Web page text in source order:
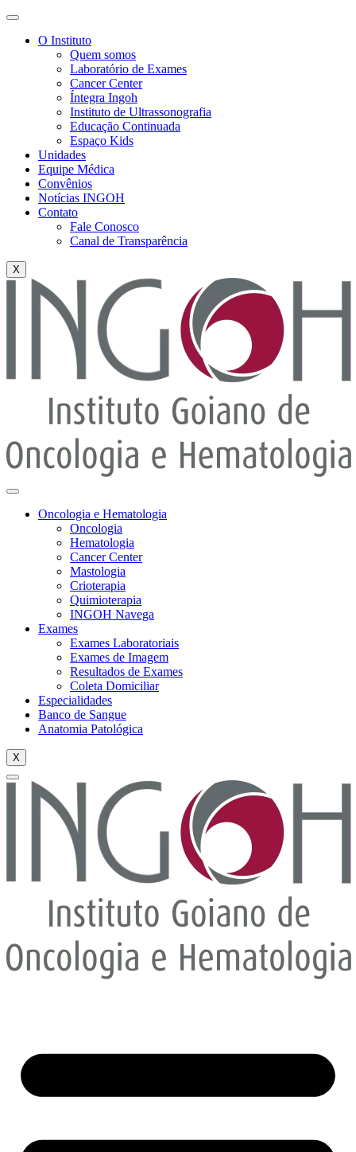
O Instituto
Quem somos
Laboratório de Exames
Cancer Center
Íntegra Ingoh
Instituto de Ultrassonografia
Educação Continuada
Espaço Kids
Unidades
Equipe Médica
Convênios
Notícias INGOH
Contato
Fale Conosco
Canal de Transparência
X
Oncologia e Hematologia
Oncologia
Hematologia
Cancer Center
Mastologia
Crioterapia
Quimioterapia
INGOH Navega
Exames
Exames Laboratoriais
Exames de Imagem
Resultados de Exames
Coleta Domiciliar
Especialidades
Banco de Sangue
Anatomia Patológica
X